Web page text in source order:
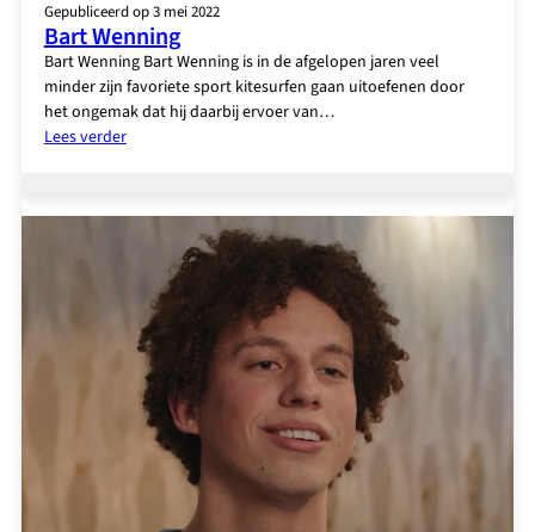
Gepubliceerd op 3 mei 2022
Bart Wenning
Bart Wenning Bart Wenning is in de afgelopen jaren veel
minder zijn favoriete sport kitesurfen gaan uitoefenen door
het ongemak dat hij daarbij ervoer van…
Lees verder: